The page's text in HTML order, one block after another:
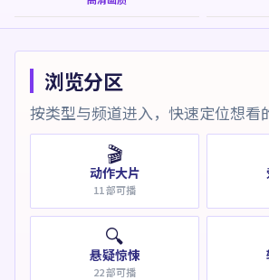
浏览分区
按类型与频道进入，快速定位想看
🎬
动作大片
11部可播
🔍
悬疑惊悚
22部可播